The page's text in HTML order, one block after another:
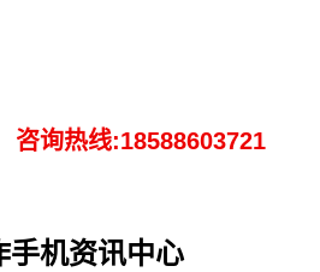
咨询热线:18588603721
手机资讯中心